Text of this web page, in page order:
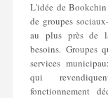
L'idée de Bookchin
de groupes
au plus près de
besoins. Groupes
services
qui
fonctionnement